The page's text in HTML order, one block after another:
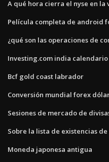
A qué hora cierra el nyse en la
Película completa de android
¿qué son las operaciones de
Investing.com india
Bcf gold coast labrador
Conversión mundial forex
Sesiones de mercado de
Sobre la lista de existencias
Moneda japonesa antigua